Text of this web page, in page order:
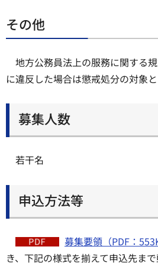
その他
地方公務員法上の服務に関する
に違反した場合は懲戒処分の対象
募集人数
若干名
申込方法等
募集要領（PDF：
き、下記の様式を揃えて申込先ま